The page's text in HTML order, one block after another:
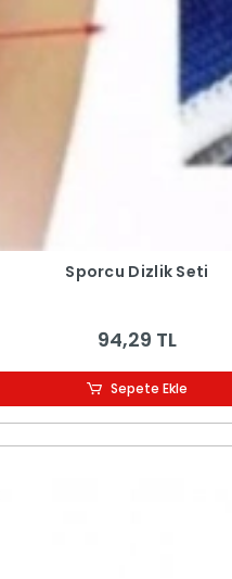
Sporcu Dizlik Seti
94,29 TL
Sepete Ekle